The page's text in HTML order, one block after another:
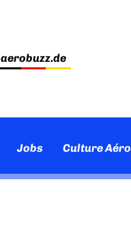
aerobuzz.de
Jobs Culture Aéro